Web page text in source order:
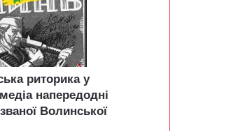
риторика у
напередодні
Волинської